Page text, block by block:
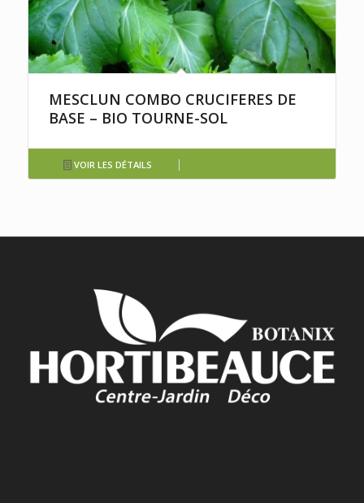
MESCLUN COMBO CRUCIFERES DE
BASE – BIO TOURNE-SOL
VOIR LES DÉTAILS